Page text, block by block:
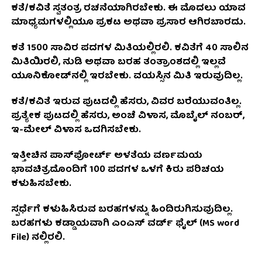
ಕತೆ/ಕವಿತೆ ಸ್ವತಂತ್ರ ರಚನೆಯಾಗಿರಬೇಕು. ಈ ಮೊದಲು ಯಾವ
ಮಾಧ್ಯಮಗಳಲ್ಲಿಯೂ ಪ್ರಕಟ ಅಥವಾ ಪ್ರಸಾರ ಆಗಿರಬಾರದು.
ಕತೆ 1500 ಸಾವಿರ ಪದಗಳ ಮಿತಿಯಲ್ಲಿರಲಿ. ಕವಿತೆಗೆ 40 ಸಾಲಿನ
ಮಿತಿಯಿರಲಿ, ನುಡಿ ಅಥವಾ ಬರಹ ತಂತ್ರಾಂಶದಲ್ಲಿ ಇಲ್ಲವೆ
ಯೂನಿಕೋಡ್‌ನಲ್ಲಿ ಇರಬೇಕು. ವಯಸ್ಸಿನ ಮಿತಿ ಇರುವುದಿಲ್ಲ.
ಕತೆ/ಕವಿತೆ ಇರುವ ಪುಟದಲ್ಲಿ ಹೆಸರು, ವಿವರ ಬರೆಯುವಂತಿಲ್ಲ.
ಪ್ರತ್ಯೇಕ ಪುಟದಲ್ಲಿ ಹೆಸರು, ಅಂಚೆ ವಿಳಾಸ, ಮೊಬೈಲ್ ನಂಬರ್,
ಇ-ಮೇಲ್ ವಿಳಾಸ ಒದಗಿಸಬೇಕು.
ಇತ್ತೀಚಿನ ಪಾಸ್‌ಪೋರ್ಟ್ ಅಳತೆಯ ವರ್ಣಮಯ
ಭಾವಚಿತ್ರದೊಂದಿಗೆ 100 ಪದಗಳ ಒಳಗೆ ಕಿರು ಪರಿಚಯ
ಕಳುಹಿಸಬೇಕು.
ಸ್ಪರ್ಧೆಗೆ ಕಳುಹಿಸಿರುವ ಬರಹಗಳನ್ನು ಹಿಂದಿರುಗಿಸುವುದಿಲ್ಲ.
ಬರಹಗಳು ಕಡ್ಡಾಯವಾಗಿ ಎಂಎಸ್ ವರ್ಡ್ ಫೈಲ್ (MS word
File) ನಲ್ಲಿರಲಿ.